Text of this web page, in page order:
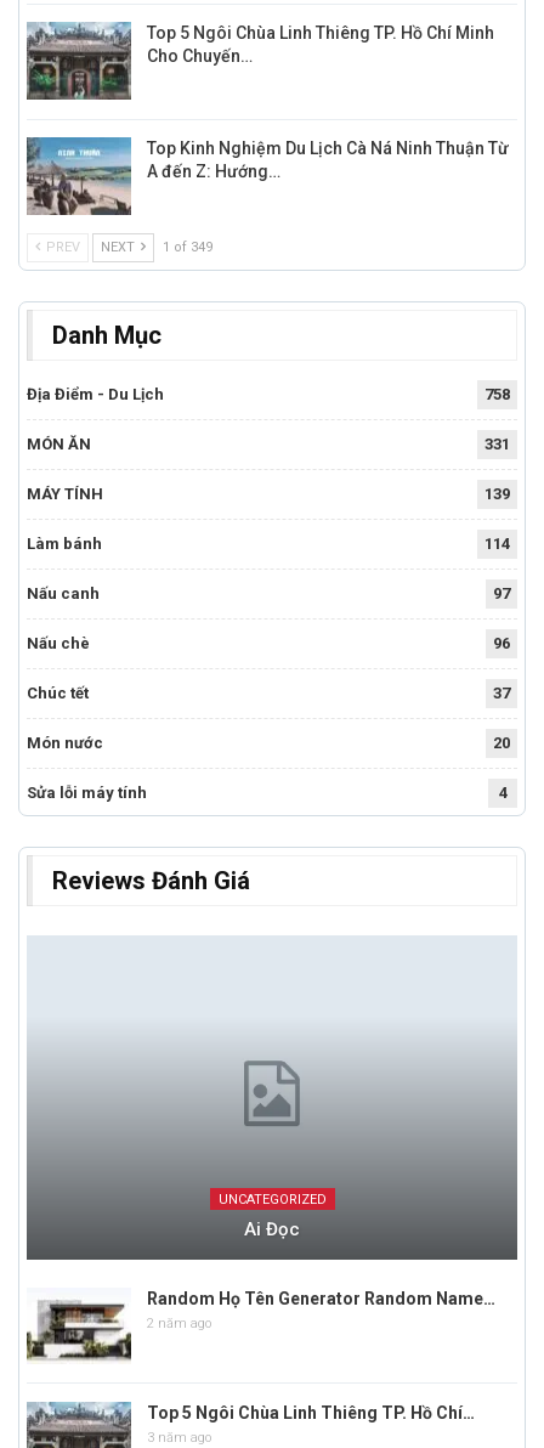
Top 5 Ngôi Chùa Linh Thiêng TP. Hồ Chí Minh
Cho Chuyến…
Top Kinh Nghiệm Du Lịch Cà Ná Ninh Thuận Từ
A đến Z: Hướng…
PREV NEXT 1 of 349
Danh Mục
Địa Điểm - Du Lịch 758
MÓN ĂN 331
MÁY TÍNH 139
Làm bánh 114
Nấu canh 97
Nấu chè 96
Chúc tết 37
Món nước 20
Sửa lỗi máy tính 4
Reviews Đánh Giá
UNCATEGORIZED
Ai Đọc
Random Họ Tên Generator Random Name…
2 năm ago
Top 5 Ngôi Chùa Linh Thiêng TP. Hồ Chí…
3 năm ago